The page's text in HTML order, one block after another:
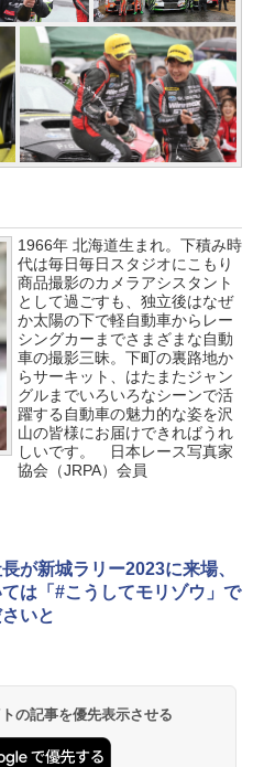
1966年 北海道生まれ。下積み時
代は毎日毎日スタジオにこもり
商品撮影のカメラアシスタント
として過ごすも、独立後はなぜ
か太陽の下で軽自動車からレー
シングカーまでさまざまな自動
車の撮影三昧。下町の裏路地か
らサーキット、はたまたジャン
グルまでいろいろなシーンで活
躍する自動車の魅力的な姿を沢
山の皆様にお届けできればうれ
しいです。 日本レース写真家
協会（JRPA）会員
が新城ラリー2023に来場、
は「#こうしてモリゾウ」で
いと
の記事を優先表示させる